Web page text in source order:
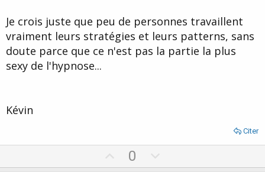
Je crois juste que peu de personnes travaillent
vraiment leurs stratégies et leurs patterns, sans
doute parce que ce n'est pas la partie la plus
sexy de l'hypnose...
Kévin
Citer
0